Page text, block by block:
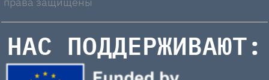
НАС ПОДДЕРЖИВАЮТ: